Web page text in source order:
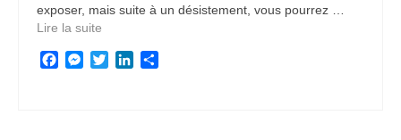
exposer, mais suite à un désistement, vous pourrez …
Lire la suite­­
Facebook
Messenger
TwitterLinkedIn